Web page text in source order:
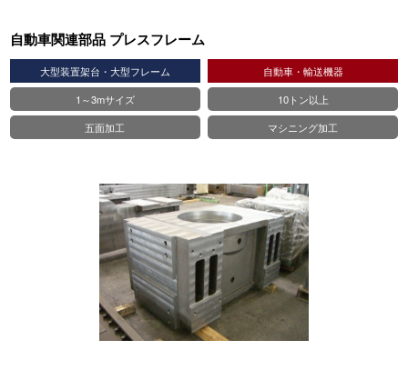
自動車関連部品 プレスフレーム
大型装置架台・大型フレーム
自動車・輸送機器
1～3mサイズ
10トン以上
五面加工
マシニング加工